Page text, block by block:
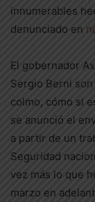
innumerables
denunciado en
El gobernador
Sergio Berni
colmo, cómo si
se anunció el
a partir de un
Seguridad
vez más lo que
marzo en